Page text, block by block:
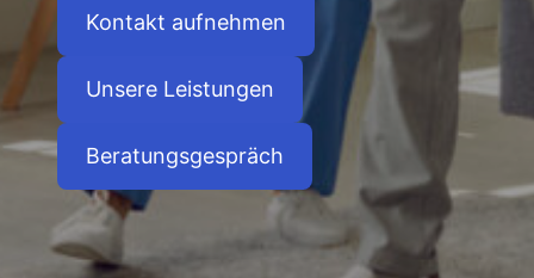
Kontakt aufnehmen
Unsere Leistungen
Beratungsgespräch